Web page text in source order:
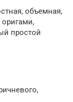
объемная,
оригами,
простой